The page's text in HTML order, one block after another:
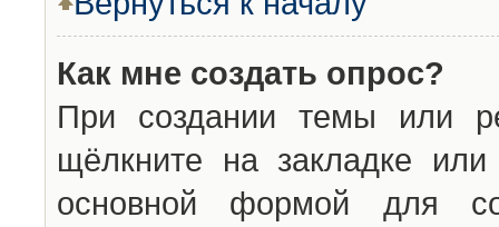
Как мне создать опрос?
При создании темы или
щёлкните на закладке
основной формой для